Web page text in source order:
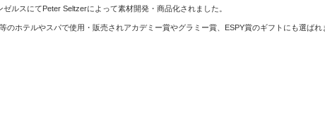
ルスにてPeter Seltzerによって素材開発・商品化されました。
のホテルやスパで使用・販売されアカデミー賞やグラミー賞、ESPY賞のギフトにも選ばれ